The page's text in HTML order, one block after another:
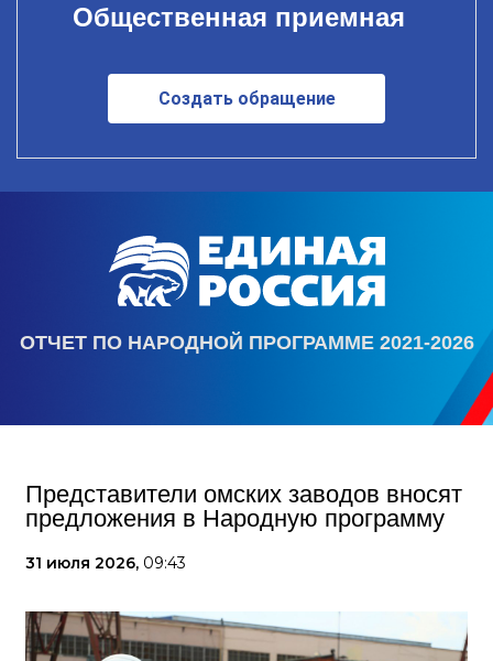
Общественная приемная
Создать обращение
ОТЧЕТ ПО НАРОДНОЙ ПРОГРАММЕ 2021-2026
Представители омских заводов вносят
предложения в Народную программу
31 июля 2026, 09:43